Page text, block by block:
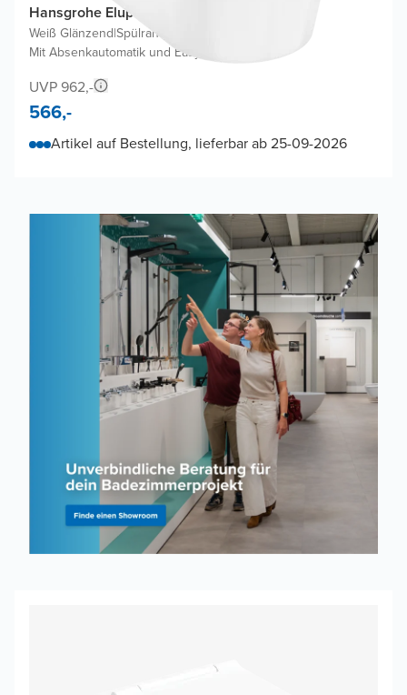
Hansgrohe Elupura S Hänge WC
Weiß Glänzend|Spülrandlos
Mit Absenkautomatik und Easyclean
UVP 962,-
566,-
Artikel auf Bestellung, lieferbar ab 25-09-2026